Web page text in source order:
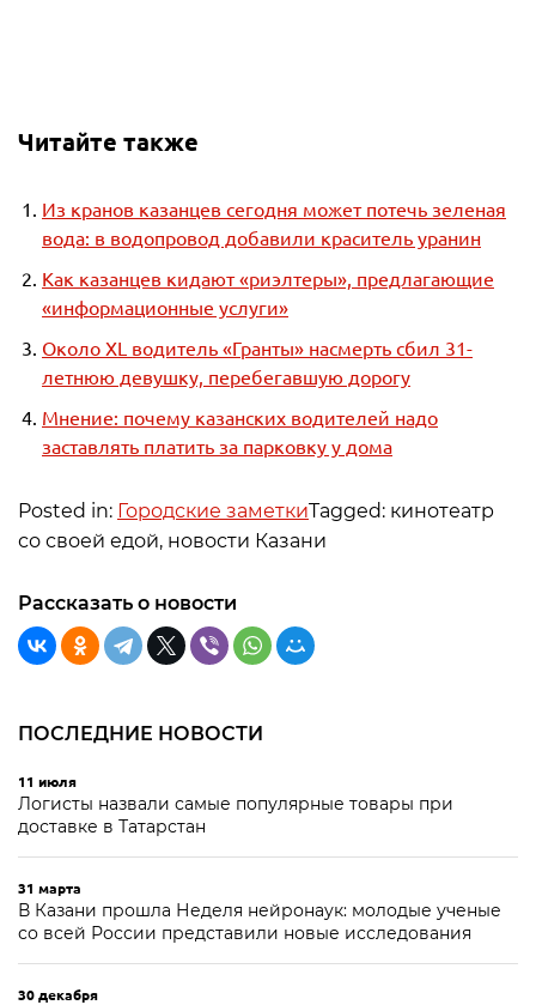
Читайте также
Из кранов казанцев сегодня может потечь зеленая
вода: в водопровод добавили краситель уранин
Как казанцев кидают «риэлтеры», предлагающие
«информационные услуги»
Около XL водитель «Гранты» насмерть сбил 31-
летнюю девушку, перебегавшую дорогу
Мнение: почему казанских водителей надо
заставлять платить за парковку у дома
Posted in: Городские заметкиTagged: кинотеатр
со своей едой, новости Казани
Рассказать о новости
ПОСЛЕДНИЕ НОВОСТИ
11 июля
Логисты назвали самые популярные товары при
доставке в Татарстан
31 марта
В Казани прошла Неделя нейронаук: молодые ученые
со всей России представили новые исследования
30 декабря